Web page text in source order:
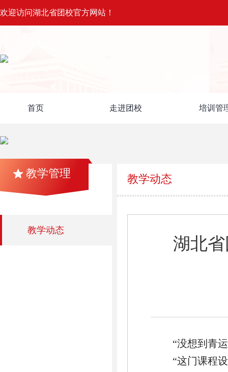
欢迎访问湖北省团校官方网站！
首页 走进团校 培训管
教学管理
教学动态
教学动态
湖北
“没想到青
“这门课程